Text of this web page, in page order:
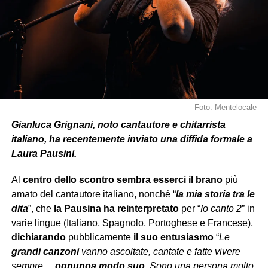
Foto: Mentelocale
Gianluca Grignani, noto cantautore e chitarrista
italiano, ha recentemente inviato una diffida formale a
Laura Pausini.
Al centro dello scontro sembra esserci il branopiù
amato del cantautore italiano, nonché “la mia storia tra le
dita”, chela Pausina ha reinterpretatoper “Io canto 2” in
varie lingue (Italiano, Spagnolo, Portoghese e Francese),
dichiarandopubblicamente il suo entusiasmo“Le
grandi canzonivanno ascoltate, cantate e fatte vivere